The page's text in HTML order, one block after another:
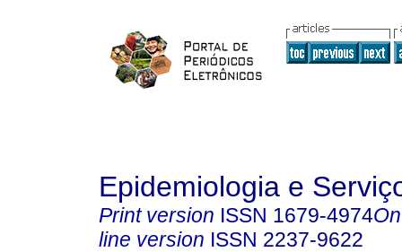
Epidemiologia e
Print version ISSN 1679-4974
line version ISSN 2237-9622